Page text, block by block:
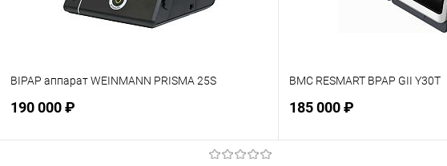
BIPAP аппарат WEINMANN PRISMA 25S
190 000 ₽
BMC RESMART BPAP GII Y30T
185 000 ₽